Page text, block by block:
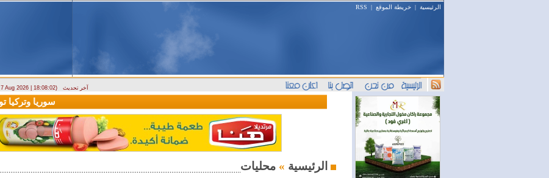
الرئيسية | خريطة الموقع |
RSS
Aug 2026 | 18:08:02) آخر تحديث
سوريا وتركيا
الرئيسية »